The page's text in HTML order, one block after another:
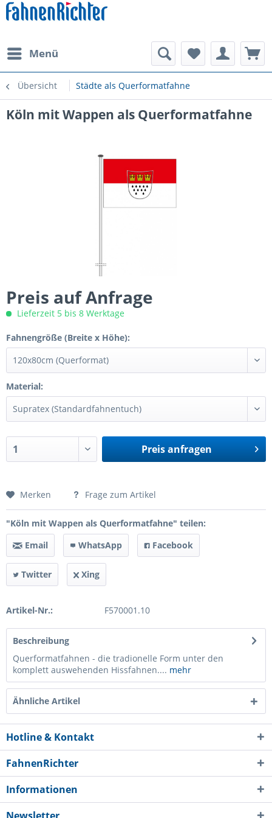
Menü
Übersicht Städte als Querformatfahne
Köln mit Wappen als Querformatfahne
Preis auf Anfrage
Lieferzeit 5 bis 8 Werktage
Fahnengröße (Breite x Höhe):
Material:
Preis anfragen
Preis anfragen
Merken Frage zum Artikel
"Köln mit Wappen als Querformatfahne" teilen:
Email
WhatsApp Facebook
Twitter Xing
Artikel-Nr.: F570001.10
Beschreibung
Querformatfahnen - die tradionelle Form unter den
komplett auswehenden Hissfahnen.... mehr
Ähnliche Artikel
Hotline & Kontakt
FahnenRichter
Informationen